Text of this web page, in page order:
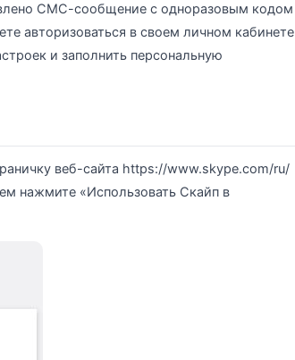
СМС-сообщение с одноразовым кодом
авторизоваться в своем личном кабинете
и заполнить персональную
веб-сайта https://www.skype.com/ru/
нажмите «Использовать Скайп в